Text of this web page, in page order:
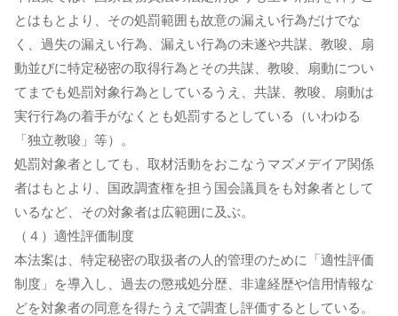
とはもとより、その処罰範囲も故意の漏えい行為だけでな
く、過失の漏えい行為、漏えい行為の未遂や共謀、教唆、扇
動並びに特定秘密の取得行為とその共謀、教唆、扇動につい
てまでも処罰対象行為としているうえ、共謀、教唆、扇動は
実行行為の着手がなくとも処罰するとしている（いわゆる
「独立教唆」等）。
処罰対象者としても、取材活動をおこなうマズメデイア関係
者はもとより、国政調査権を担う国会議員をも対象者として
いるなど、その対象者は広範囲に及ぶ。
（４）適性評価制度
本法案は、特定秘密の取扱者の人的管理のために「適性評価
制度」を導入し、過去の懲戒処分歴、非違経歴や信用情報な
どを対象者の同意を得たうえで調査し評価するとしている。